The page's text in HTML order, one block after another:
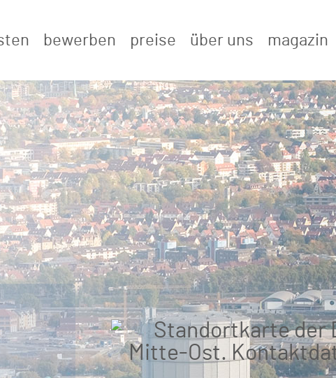
bewerben preise über uns magazin